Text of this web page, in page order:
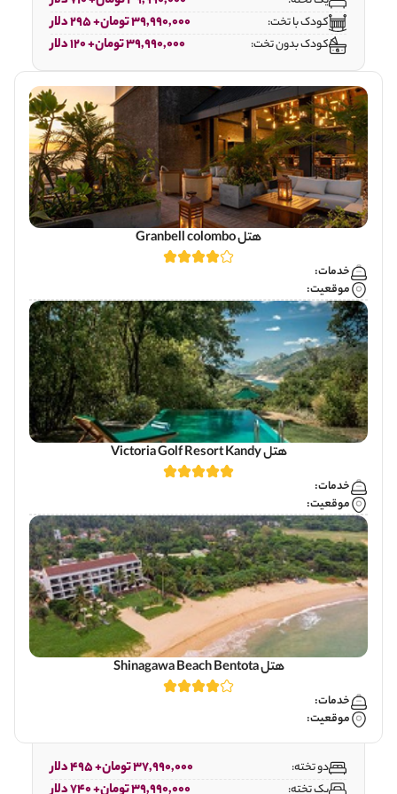
کودک با تخت: 39,990,000 تومان+ 295 دلار
کودک بدون تخت: 39,990,000 تومان+ 120 دلار
هتل Granbell colombo
خدمات:
موقعیت:
هتل Victoria Golf Resort Kandy
خدمات:
موقعیت:
هتل Shinagawa Beach Bentota
خدمات:
موقعیت:
دو تخته: 37,990,000 تومان+ 495 دلار
یک تخته: